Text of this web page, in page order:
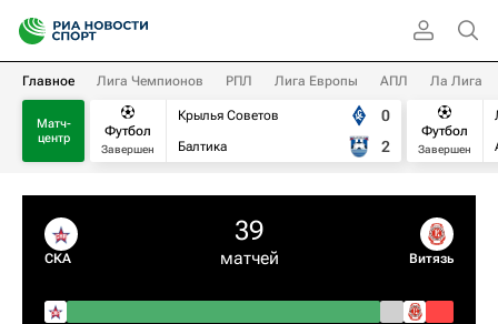
Главное Лига Чемпионов РПЛ Лига Европы АПЛ Ла Лига
Матч-
центр
Футбол
Завершен
Крылья Советов
Балтика
0
2
Футбол
Завершен
СКА
39
матчей Витязь